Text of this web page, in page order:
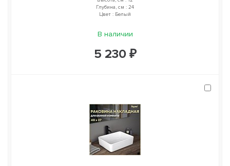
Глубина, см : 24
Цвет : Белый
В наличии
5 230 ₽